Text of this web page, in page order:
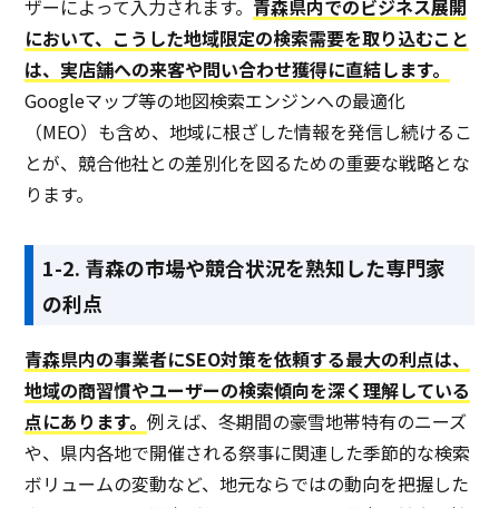
ザーによって入力されます。 青森県内でのビジネス展開
において、こうした地域限定の検索需要を取り込むこと
は、実店舗への来客や問い合わせ獲得に直結します。
Googleマップ等の地図検索エンジンへの最適化
（MEO）も含め、地域に根ざした情報を発信し続けるこ
とが、競合他社との差別化を図るための重要な戦略とな
ります。
1-2. 青森の市場や競合状況を熟知した専門家
の利点
青森県内の事業者にSEO対策を依頼する最大の利点は、
地域の商習慣やユーザーの検索傾向を深く理解している
点にあります。例えば、冬期間の豪雪地帯特有のニーズ
や、県内各地で開催される祭事に関連した季節的な検索
ボリュームの変動など、地元ならではの動向を把握した